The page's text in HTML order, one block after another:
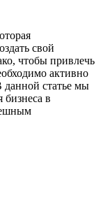
свой
чтобы привлечь
активно
данной статье мы
в